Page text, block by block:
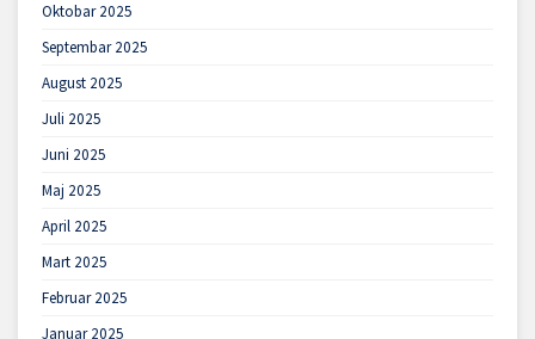
Oktobar 2025
Septembar 2025
August 2025
Juli 2025
Juni 2025
Maj 2025
April 2025
Mart 2025
Februar 2025
Januar 2025